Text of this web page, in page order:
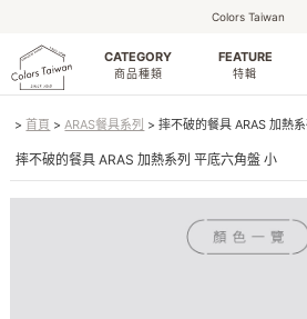
Colors Taiwan
CATEGORY
商品種類
FEATURE
特輯
首頁 ARAS餐具系列 摔不破的餐具 ARAS 加熱
摔不破的餐具 ARAS 加熱系列 平底六角盤 小